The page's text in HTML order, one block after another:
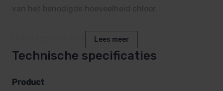
van het benodigde hoeveelheid chloor.
Het sytseem is zeer veelzijdig.
Het intiligente systeen past de benodigde dosering
Lees meer
Technische specificaties
Product